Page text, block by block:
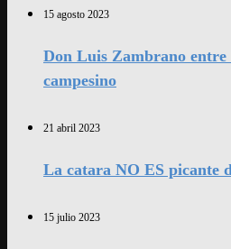
15 agosto 2023
Don Luis Zambrano entre
campesino
21 abril 2023
La catara NO ES picante
15 julio 2023